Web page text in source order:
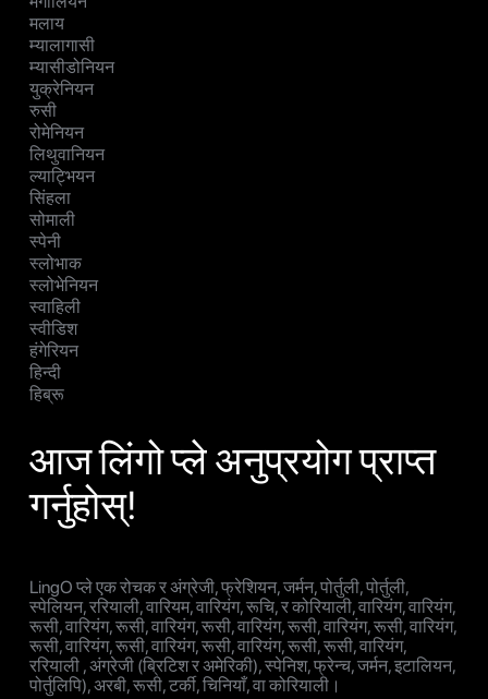
मलाय
म्यालागासी
म्यासीडोनियन
युक्रेनियन
रुसी
रोमेनियन
लिथुवानियन
ल्याट्भियन
सिंहला
सोमाली
स्पेनी
स्लोभाक
स्लोभेनियन
स्वाहिली
स्वीडिश
हंगेरियन
हिन्दी
हिब्रू
आज लिंगो प्ले अनुप्रयोग प्राप्त
गर्नुहोस्!
LingO प्ले एक रोचक र अंग्रेजी, फ्रेशियन, जर्मन, पोर्तुली, पोर्तुली,
स्पेलियन, ररियाली, वारियम, वारियंग, रूचि, र कोरियाली, वारियंग, वारियंग,
रूसी, वारियंग, रूसी, वारियंग, रूसी, वारियंग, रूसी, वारियंग, रूसी, वारियंग,
रूसी, वारियंग, रूसी, वारियंग, रूसी, वारियंग, रूसी, रूसी, वारियंग,
ररियाली , अंग्रेजी (ब्रिटिश र अमेरिकी), स्पेनिश, फ्रेन्च, जर्मन, इटालियन,
पोर्तुलिपि), अरबी, रूसी, टर्की, चिनियाँ, वा कोरियाली।